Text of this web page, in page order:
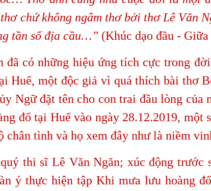
chứ không ngâm thơ bởi thơ Lê Văn
tần số địa cầu…” (Khúc dạo đầu -
có những hiệu ứng tích cực trong đời
Huế, một độc giả vì quá thích bài thơ
Ngữ đặt tên cho con trai đầu lòng
đổ tại Huế vào ngày 28.12.2019, một
tình và họ xem đây như là niềm
thi sĩ Lê Văn Ngăn; xúc động trước
ý thực hiện tập Khi mưa lưu hoàng